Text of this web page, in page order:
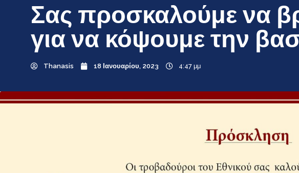
Σας προσκαλούμε να
για να κόψουμε την
Thanasis 18 Ιανουαρίου, 2023 4:47 μμ